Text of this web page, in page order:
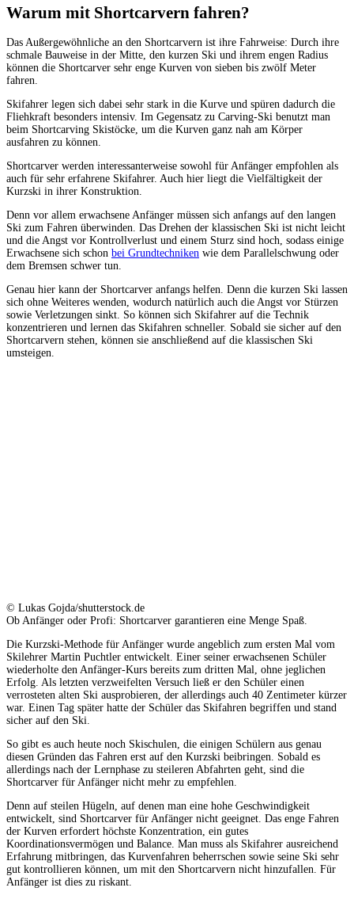
Warum mit Shortcarvern fahren?
Das Außergewöhnliche an den Shortcarvern ist ihre Fahrweise: Durch ihre
schmale Bauweise in der Mitte, den kurzen Ski und ihrem engen Radius
können die Shortcarver sehr enge Kurven von sieben bis zwölf Meter
fahren.
Skifahrer legen sich dabei sehr stark in die Kurve und spüren dadurch die
Fliehkraft besonders intensiv. Im Gegensatz zu Carving-Ski benutzt man
beim Shortcarving Skistöcke, um die Kurven ganz nah am Körper
ausfahren zu können.
Shortcarver werden interessanterweise sowohl für Anfänger empfohlen als
auch für sehr erfahrene Skifahrer. Auch hier liegt die Vielfältigkeit der
Kurzski in ihrer Konstruktion.
Denn vor allem erwachsene Anfänger müssen sich anfangs auf den langen
Ski zum Fahren überwinden. Das Drehen der klassischen Ski ist nicht leicht
und die Angst vor Kontrollverlust und einem Sturz sind hoch, sodass einige
Erwachsene sich schon bei Grundtechniken wie dem Parallelschwung oder
dem Bremsen schwer tun.
Genau hier kann der Shortcarver anfangs helfen. Denn die kurzen Ski lassen
sich ohne Weiteres wenden, wodurch natürlich auch die Angst vor Stürzen
sowie Verletzungen sinkt. So können sich Skifahrer auf die Technik
konzentrieren und lernen das Skifahren schneller. Sobald sie sicher auf den
Shortcarvern stehen, können sie anschließend auf die klassischen Ski
umsteigen.
© Lukas Gojda/shutterstock.de
Ob Anfänger oder Profi: Shortcarver garantieren eine Menge Spaß.
Die Kurzski-Methode für Anfänger wurde angeblich zum ersten Mal vom
Skilehrer Martin Puchtler entwickelt. Einer seiner erwachsenen Schüler
wiederholte den Anfänger-Kurs bereits zum dritten Mal, ohne jeglichen
Erfolg. Als letzten verzweifelten Versuch ließ er den Schüler einen
verrosteten alten Ski ausprobieren, der allerdings auch 40 Zentimeter kürzer
war. Einen Tag später hatte der Schüler das Skifahren begriffen und stand
sicher auf den Ski.
So gibt es auch heute noch Skischulen, die einigen Schülern aus genau
diesen Gründen das Fahren erst auf den Kurzski beibringen. Sobald es
allerdings nach der Lernphase zu steileren Abfahrten geht, sind die
Shortcarver für Anfänger nicht mehr zu empfehlen.
Denn auf steilen Hügeln, auf denen man eine hohe Geschwindigkeit
entwickelt, sind Shortcarver für Anfänger nicht geeignet. Das enge Fahren
der Kurven erfordert höchste Konzentration, ein gutes
Koordinationsvermögen und Balance. Man muss als Skifahrer ausreichend
Erfahrung mitbringen, das Kurvenfahren beherrschen sowie seine Ski sehr
gut kontrollieren können, um mit den Shortcarvern nicht hinzufallen. Für
Anfänger ist dies zu riskant.